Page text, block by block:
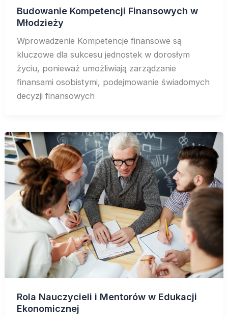
Budowanie Kompetencji Finansowych w
Młodzieży
Wprowadzenie Kompetencje finansowe są
kluczowe dla sukcesu jednostek w dorosłym
życiu, ponieważ umożliwiają zarządzanie
finansami osobistymi, podejmowanie świadomych
decyzji finansowych
Rola Nauczycieli i Mentorów w Edukacji
Ekonomicznej